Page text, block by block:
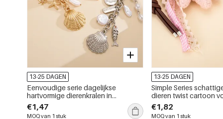
13-25 DAGEN
Eenvoudige serie dagelijkse
hartvormige dierenkralen in
oceaanstijl, ketting met schelpen,
vissen, zeesterren en legering
€1,47
MOQ van 1 stuk
13-25 DAGEN
Simple Series
dieren twist cartoon
bedeltjes
€1,82
MOQ van 1 stuk